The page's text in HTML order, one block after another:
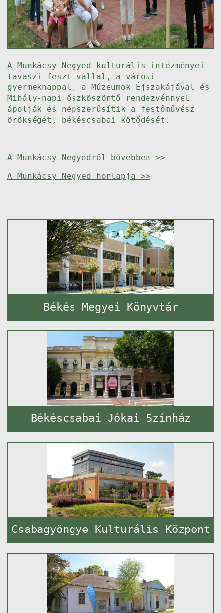
A Munkácsy Negyed kulturális intézményei
tavaszi fesztivállal, a városi
gyermeknappal, a Múzeumok Éjszakájával és
Mihály-napi őszköszöntő rendezvénnyel
ápolják és népszerűsítik a festőművész
örökségét, békéscsabai kötődését.
A Munkácsy Negyedről bővebben >>
A Munkácsy Negyed honlapja >>
Békés Megyei Könyvtár
Békéscsabai Jókai Színház
Csabagyöngye Kulturális Központ